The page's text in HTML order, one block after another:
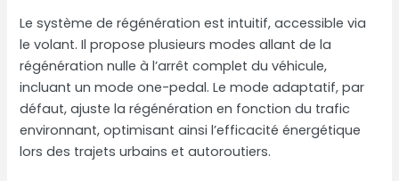
Le système de régénération est intuitif, accessible via
le volant. Il propose plusieurs modes allant de la
régénération nulle à l’arrêt complet du véhicule,
incluant un mode one-pedal. Le mode adaptatif, par
défaut, ajuste la régénération en fonction du trafic
environnant, optimisant ainsi l’efficacité énergétique
lors des trajets urbains et autoroutiers.